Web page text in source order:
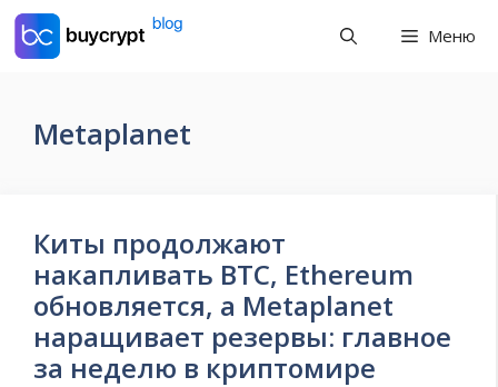
Перейти
Меню
Metaplanet
Киты продолжают
накапливать BTC, Ethereum
обновляется, а Metaplanet
наращивает резервы: главное
за неделю в криптомире